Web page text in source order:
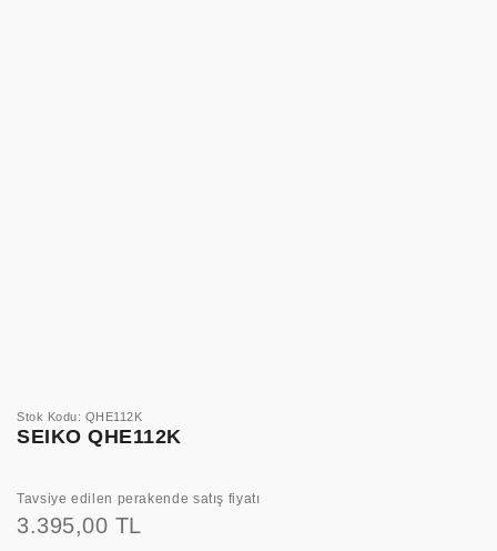
Stok Kodu: QHE112K
SEIKO QHE112K
Tavsiye edilen perakende satış fiyatı
3.395,00 TL